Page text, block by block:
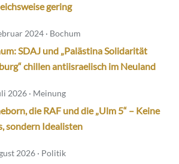
gering
2024 · Bochum
SDAJ und „Palästina Solidarität
chillen antiisraelisch im Neuland
2026 · Meinung
die RAF und die „Ulm 5“ – Keine
sondern Idealisten
2026 · Politik